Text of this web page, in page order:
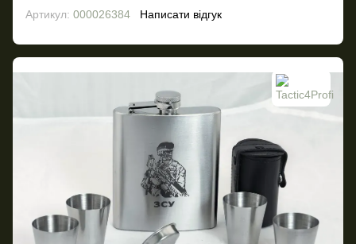
Артикул: 000026384 Написати відгук